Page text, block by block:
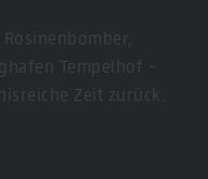
Tempelhof -
Zeit zurück.